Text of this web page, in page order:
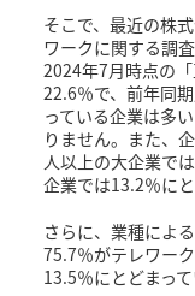
そこで、最近の株
ワークに関する調
2024年7月時点の
22.6％で、前年同
っている企業は多
りません。また、
人以上の大企業で
企業では13.2％にと
さらに、業種によ
75.7％がテレワー
13.5％にとどまって